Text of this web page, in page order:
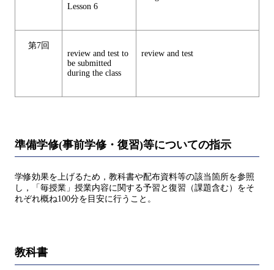
Lesson 6
第7回
review and test to
be submitted
during the class
review and test
準備学修(事前学修・復習)等についての指示
学修効果を上げるため，教科書や配布資料等の該当箇所を参照
し，「毎授業」授業内容に関する予習と復習（課題含む）をそ
れぞれ概ね100分を目安に行うこと。
教科書